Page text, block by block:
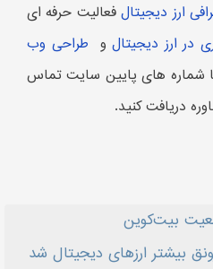
ارز دیجیتالفعالیت حرفه ای
در ارز دیجیتال و طراحی وب
شماره های پایین سایت تماس
دریافت کنید.
بیت‌کوین
بیشتر ارزهای دیجیتال شد